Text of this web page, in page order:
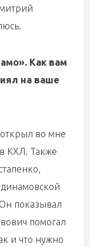
Как вам
на ваше
во мне
КХЛ. Также
показывал
помогал
и что нужно